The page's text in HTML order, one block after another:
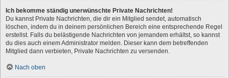
Ich bekomme ständig unerwünschte Private Nachrichten!
Du kannst Private Nachrichten, die dir ein Mitglied sendet, automatisch
löschen, indem du in deinem persönlichen Bereich eine entsprechende Regel
erstellst. Falls du belästigende Nachrichten von jemandem erhältst, so kannst
du dies auch einem Administrator melden. Dieser kann dem betreffenden
Mitglied dann verbieten, Private Nachrichten zu versenden.
Nach oben